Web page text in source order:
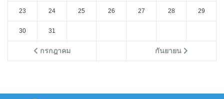
กรกฎาคม กันยายน
23 24 25 26 27 28 29
30 31